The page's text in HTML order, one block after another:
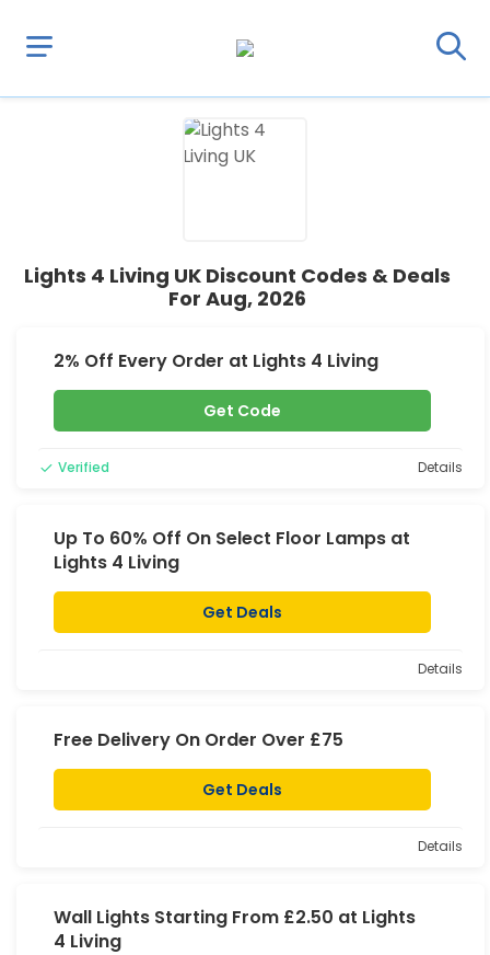
Lights 4 Living UK Discount Codes & Deals
For Aug, 2026
2% Off Every Order at Lights 4 Living
Get Code
Verified Details
Up To 60% Off On Select Floor Lamps at
Lights 4 Living
Get Deals
Details
Free Delivery On Order Over £75
Get Deals
Details
Wall Lights Starting From £2.50 at Lights
4 Living